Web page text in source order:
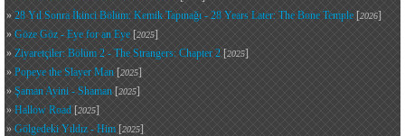
» 28 Yıl Sonra İkinci Bölüm: Kemik Tapınağı - 28 Years Later: The Bone Temple [2026]
» Göze Göz - Eye for an Eye [2025]
» Ziyaretçiler: Bölüm 2 - The Strangers: Chapter 2 [2025]
» Popeye the Slayer Man [2025]
» Şaman Ayini - Shaman [2025]
» Hallow Road [2025]
» Gölgedeki Yıldız - Him [2025]